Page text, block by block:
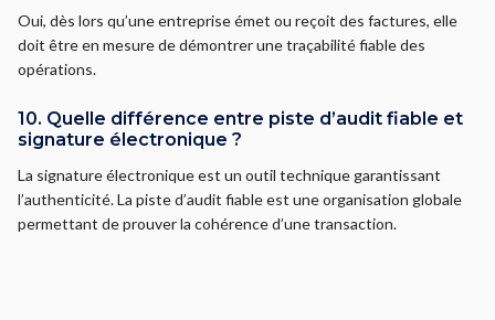
Oui, dès lors qu’une entreprise émet ou reçoit des factures, elle
doit être en mesure de démontrer une traçabilité fiable des
opérations.
10. Quelle différence entre piste d’audit fiable et
signature électronique ?
La signature électronique est un outil technique garantissant
l’authenticité. La piste d’audit fiable est une organisation globale
permettant de prouver la cohérence d’une transaction.